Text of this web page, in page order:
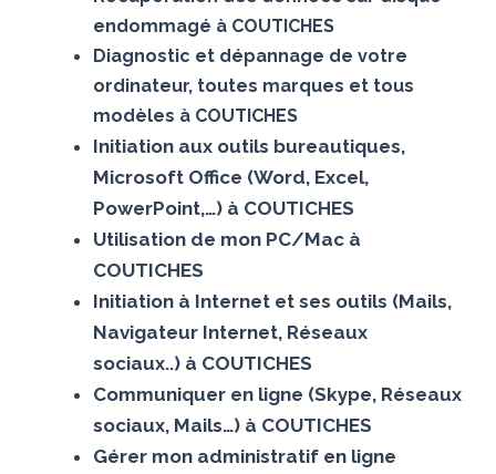
endommagé à COUTICHES
Diagnostic et dépannage de votre
ordinateur, toutes marques et tous
modèles à COUTICHES
Initiation aux outils bureautiques,
Microsoft Office (Word, Excel,
PowerPoint,…) à COUTICHES
Utilisation de mon PC/Mac à
COUTICHES
Initiation à Internet et ses outils (Mails,
Navigateur Internet, Réseaux
sociaux..) à COUTICHES
Communiquer en ligne (Skype, Réseaux
sociaux, Mails…) à COUTICHES
Gérer mon administratif en ligne